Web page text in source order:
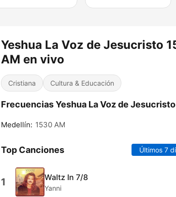
Yeshua La Voz de Jesucristo
AM en vivo
Cristiana Cultura & Educación
Frecuencias Yeshua La Voz de
Medellín: 1530 AM
Top Canciones Últimos 7
1 Waltz In 7/8
Yanni